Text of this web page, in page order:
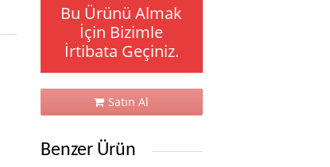
Bu Ürünü Almak
İçin Bizimle
İrtibata Geçiniz.
Satın Al
Benzer Ürün